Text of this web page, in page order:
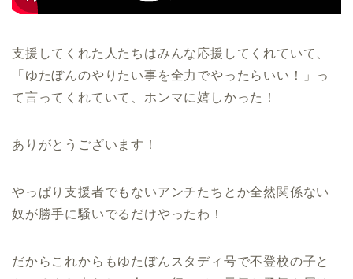
支援してくれた人たちはみんな応援してくれていて、
「ゆたぼんのやりたい事を全力でやったらいい！」っ
て言ってくれていて、ホンマに嬉しかった！
ありがとうございます！
やっぱり支援者でもないアンチたちとか全然関係ない
奴が勝手に騒いでるだけやったわ！
だからこれからもゆたぼんスタディ号で不登校の子と